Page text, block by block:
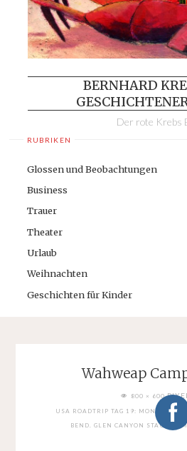
BERNHARD
Der rote Krebs
RUBRIKEN
Glossen und Beobachtungen
Business
Trauer
Theater
Urlaub
Weihnachten
Geschichten für Kinder
Wahweap
FULL800 × 600
USA ROADTRIP TAG 19: MONUMENT
BEND. GLEN CANYON